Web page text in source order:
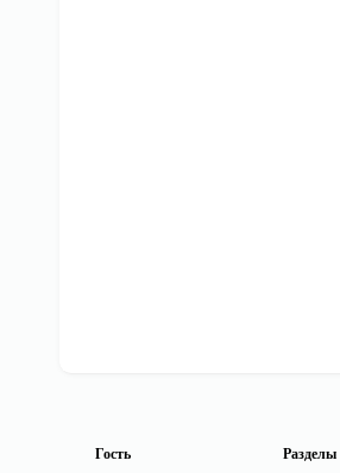
Гость Разделы